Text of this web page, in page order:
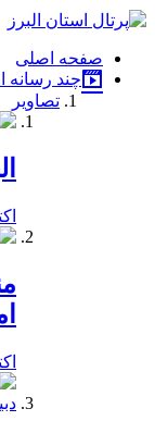
فصد
شرق
تهران
خشکشویی
صفحه اصلی
چند رسانه
تصاویر